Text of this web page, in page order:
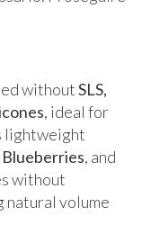
withoutSLS,
, ideal for
lightweight
Blueberries, and
without
natural volume